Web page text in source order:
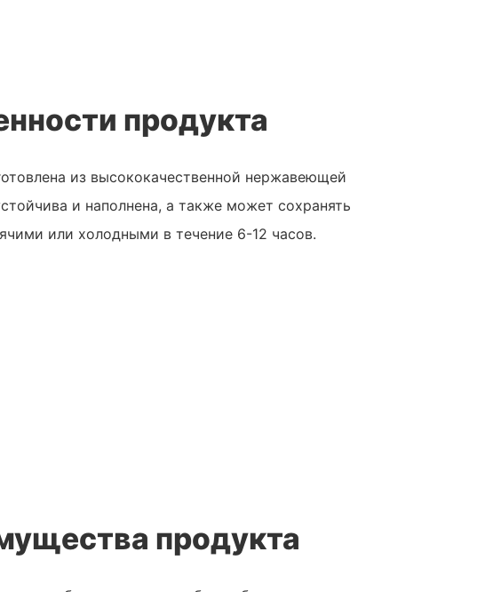
продукта
​​из высококачественной нержавеющей
и наполнена, а также может сохранять
или холодными в течение 6-12 часов.
продукта